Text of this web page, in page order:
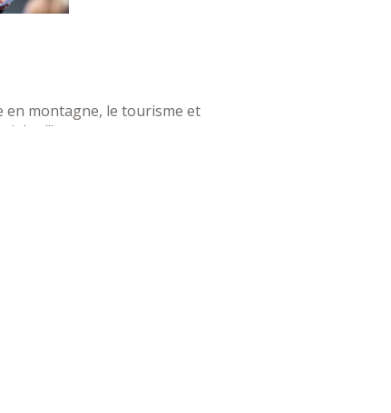
en montagne, le tourisme et
!!!